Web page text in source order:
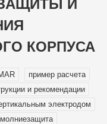
И
КОРПУСА
пример расчета
и рекомендации
электродом
молниезащита